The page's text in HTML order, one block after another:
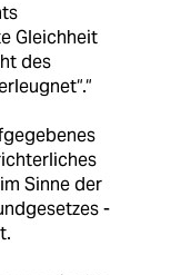
Gleichheit
des
Sinne der
-